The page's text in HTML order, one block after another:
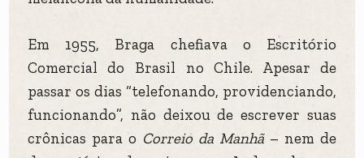
Em 1955, Braga chefiava o Escritório
Comercial do Brasil no Chile. Apesar de
passar os dias “telefonando, providenciando,
funcionando”, não deixou de escrever suas
crônicas para o Correio da Manhã– nem de